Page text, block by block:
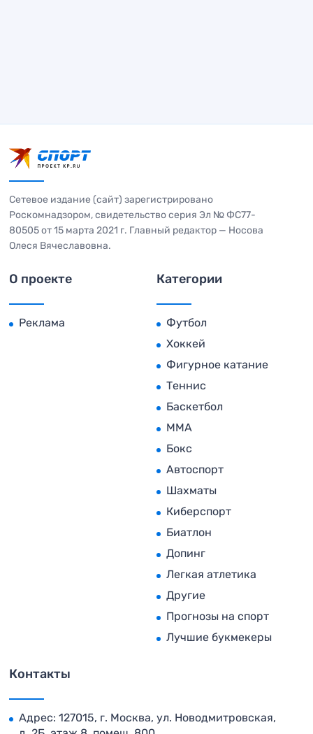
Сетевое издание (сайт) зарегистрировано
Роскомнадзором, свидетельство серия Эл № ФС77-
80505 от 15 марта 2021 г. Главный редактор — Носова
Олеся Вячеславовна.
О проекте
Реклама
Категории
Футбол
Хоккей
Фигурное катание
Теннис
Баскетбол
MMA
Бокс
Автоспорт
Шахматы
Киберспорт
Биатлон
Допинг
Легкая атлетика
Другие
Прогнозы на спорт
Лучшие букмекеры
Контакты
Адрес: 127015, г. Москва, ул. Новодмитровская,